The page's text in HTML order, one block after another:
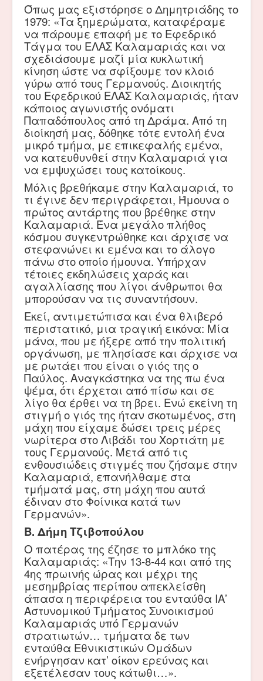
Όπως μας εξιστόρησε ο Δημητριάδης το
1979: «Τα ξημερώματα, καταφέραμε
να πάρουμε επαφή με το Εφεδρικό
Τάγμα του ΕΛΑΣ Καλαμαριάς και να
σχεδιάσουμε μαζί μία κυκλωτική
κίνηση ώστε να σφίξουμε τον κλοιό
γύρω από τους Γερμανούς. Διοικητής
του Εφεδρικού ΕΛΑΣ Καλαμαριάς, ήταν
κάποιος αγωνιστής ονόματι
Παπαδόπουλος από τη Δράμα. Από τη
διοίκησή μας, δόθηκε τότε εντολή ένα
μικρό τμήμα, με επικεφαλής εμένα,
να κατευθυνθεί στην Καλαμαριά για
να εμψυχώσει τους κατοίκους.
Μόλις βρεθήκαμε στην Καλαμαριά, το
τι έγινε δεν περιγράφεται, Ήμουνα ο
πρώτος αντάρτης που βρέθηκε στην
Καλαμαριά. Ένα μεγάλο πλήθος
κόσμου συγκεντρώθηκε και άρχισε να
στεφανώνει κι εμένα και το άλογο
πάνω στο οποίο ήμουνα. Υπήρχαν
τέτοιες εκδηλώσεις χαράς και
αγαλλίασης που λίγοι άνθρωποι θα
μπορούσαν να τις συναντήσουν.
Εκεί, αντιμετώπισα και ένα θλιβερό
περιστατικό, μια τραγική εικόνα: Μία
μάνα, που με ήξερε από την πολιτική
οργάνωση, με πλησίασε και άρχισε να
με ρωτάει που είναι ο γιός της ο
Παύλος. Αναγκάστηκα να της πω ένα
ψέμα, ότι έρχεται από πίσω και σε
λίγο θα έρθει να τη βρει. Ενώ εκείνη τη
στιγμή ο γιός της ήταν σκοτωμένος, στη
μάχη που είχαμε δώσει τρεις μέρες
νωρίτερα στο Λιβάδι του Χορτιάτη με
τους Γερμανούς. Μετά από τις
ενθουσιώδεις στιγμές που ζήσαμε στην
Καλαμαριά, επανήλθαμε στα
τμήματά μας, στη μάχη που αυτά
έδιναν στο Φοίνικα κατά των
Γερμανών».
Β. Δήμη Τζιβοπούλου
Ο πατέρας της έζησε το μπλόκο της
Καλαμαριάς: «Την 13-8-44 και από της
4ης πρωινής ώρας και μέχρι της
μεσημβρίας περίπου απεκλείσθη
άπασα η περιφέρεια του ενταύθα ΙΑ’
Αστυνομικού Τμήματος Συνοικισμού
Καλαμαριάς υπό Γερμανών
στρατιωτών… τμήματα δε των
ενταύθα Εθνικιστικών Ομάδων
ενήργησαν κατ’ οίκον ερεύνας και
εξετέλεσαν τους κάτωθι…».